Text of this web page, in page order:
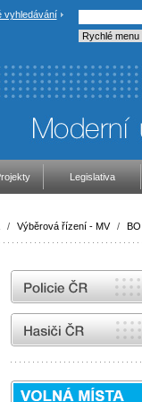
vyhledávání
Legislativa
/ Výběrová řízení - MV / BO
internetové stránky Policie ČR
internetové stránky Hasiči ČR